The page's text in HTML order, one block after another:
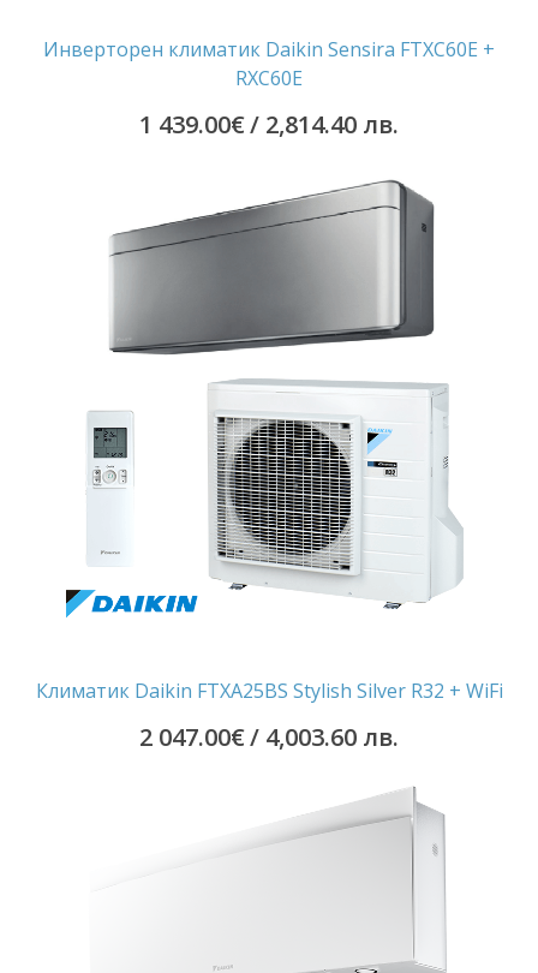
Инверторен климатик Daikin Sensira FTXC60E +
RXC60E
1 439.00€/ 2,814.40 лв.
Климатик Daikin FTXA25BS Stylish Silver R32 + WiFi
2 047.00€/ 4,003.60 лв.